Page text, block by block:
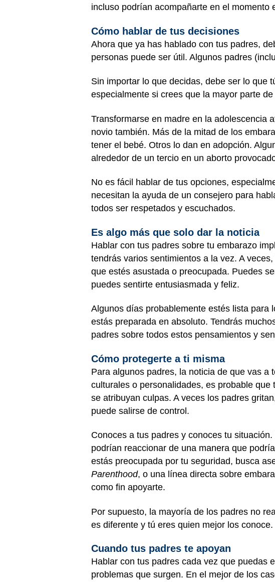
incluso podrían acompañarte en el momento
Cómo hablar de tus decisiones
Ahora que ya has hablado con tus padres,
personas puede ser útil. Algunos padres
Sin importar lo que decidas, debe ser lo que
especialmente si crees que la mayor parte
Transformarse en madre en la adolescencia
novio también. Más de la mitad de los
tener el bebé. Otros lo dan en adopción.
alrededor de un tercio en un aborto
No es fácil hablar de tus opciones,
necesitan la ayuda de un consejero para
todos ser respetados y escuchados.
Es algo más que solo dar la noticia
Hablar con tus padres sobre tu embarazo
tendrás varios sentimientos a la vez. A
que estés asustada o preocupada. Puedes
puedes sentirte entusiasmada y feliz.
Algunos días probablemente estés lista para
estás preparada en absoluto. Tendrás
padres sobre todos estos pensamientos y
Cómo protegerte a ti misma
Para algunos padres, la noticia de que vas
culturales o personalidades, es probable
se atribuyan culpas. A veces los padres
puede salirse de control.
Conoces a tus padres y conoces tu
podrían reaccionar de una manera que
estás preocupada por tu seguridad, busca
Parenthood, o una línea directa sobre
como fin apoyarte.
Por supuesto, la mayoría de los padres no
es diferente y tú eres quien mejor los conoce.
Cuando tus padres te apoyan
Hablar con tus padres cada vez que puedas
problemas que surgen. En el mejor de los